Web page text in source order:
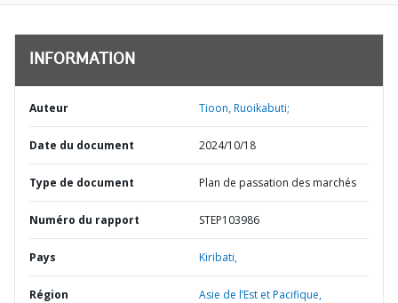
INFORMATION
Auteur Tioon, Ruoikabuti;
Date du document 2024/10/18
Type de document Plan de passation des marchés
Numéro du rapport STEP103986
Pays Kiribati,
Région Asie de l’Est et Pacifique,